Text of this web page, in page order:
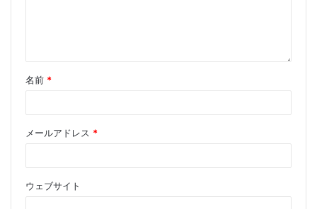
名前 *
メールアドレス *
ウェブサイト